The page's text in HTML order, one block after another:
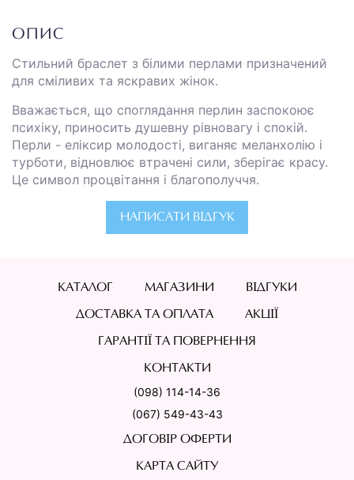
ОПИС
Стильний браслет з білими перлами призначений
для сміливих та яскравих жінок.
Вважається, що споглядання перлин заспокоює
психіку, приносить душевну рівновагу і спокій.
Перли - еліксир молодості, виганяє меланхолію і
турботи, відновлює втрачені сили, зберігає красу.
Це символ процвітання і благополуччя.
НАПИСАТИ ВІДГУК
КАТАЛОГ МАГАЗИНИ ВІДГУКИ
ДОСТАВКА ТА ОПЛАТА АКЦІЇ
ГАРАНТІЇ ТА ПОВЕРНЕННЯ
КОНТАКТИ
(098) 114-14-36
(067) 549-43-43
ДОГОВІР ОФЕРТИ
КАРТА САЙТУ